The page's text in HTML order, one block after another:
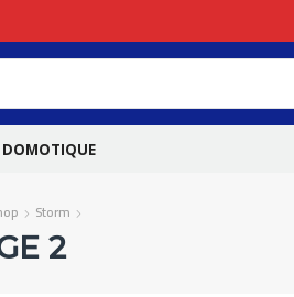
DOMOTIQUE
Storm
2